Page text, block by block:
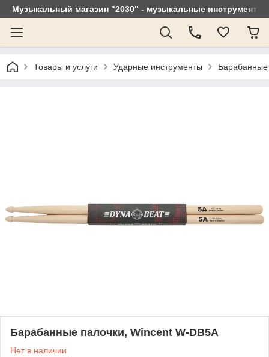
Музыкальный магазин "2030" - музыкальные
Товары и услуги Ударные инструменты Барабанные
Барабанные палочки, Wincent W-DB5A
Нет в наличии